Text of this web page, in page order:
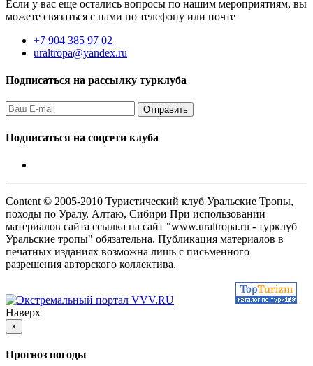
Если у вас еще остались вопросы по нашим мероприятиям, вы
можете связаться с нами по телефону или почте
+7 904 385 97 02
uraltropa@yandex.ru
Подписаться на рассылку турклуба
Подписаться на соцсети клуба
Content © 2005-2010 Туристический клуб Уральские Тропы,
походы по Уралу, Алтаю, Сибири При использовании
материалов сайта ссылка на сайт "www.uraltropa.ru - турклуб
Уральские тропы" обязательна. Публикация материалов в
печатных изданиях возможна лишь с письменного
разрешения авторского коллектива.
Наверх
×
Прогноз погоды